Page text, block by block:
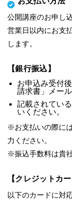
公開講座のお申し
営業日以内にお支
します。
【銀行振込】
お申込み受付
請求書」メー
記載されてい
いください。
※お支払いの際に
力ください。
※振込手数料は貴
【クレジットカー
以下のカードに対